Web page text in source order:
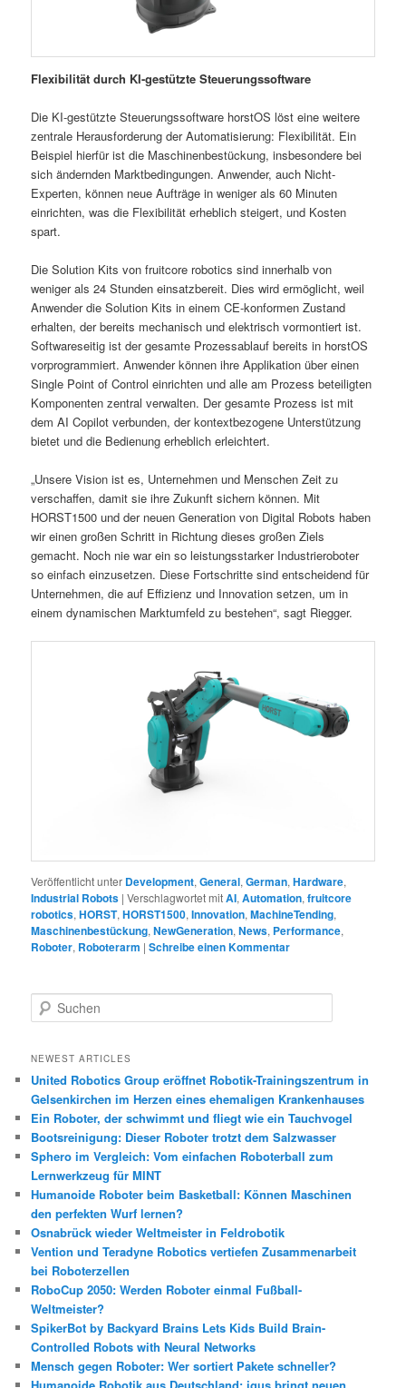
Flexibilität durch KI-gestützte Steuerungssoftware
Die KI-gestützte Steuerungssoftware horstOS löst eine weitere
zentrale Herausforderung der Automatisierung: Flexibilität. Ein
Beispiel hierfür ist die Maschinenbestückung, insbesondere bei
sich ändernden Marktbedingungen. Anwender, auch Nicht-
Experten, können neue Aufträge in weniger als 60 Minuten
einrichten, was die Flexibilität erheblich steigert, und Kosten
spart.
Die Solution Kits von fruitcore robotics sind innerhalb von
weniger als 24 Stunden einsatzbereit. Dies wird ermöglicht, weil
Anwender die Solution Kits in einem CE-konformen Zustand
erhalten, der bereits mechanisch und elektrisch vormontiert ist.
Softwareseitig ist der gesamte Prozessablauf bereits in horstOS
vorprogrammiert. Anwender können ihre Applikation über einen
Single Point of Control einrichten und alle am Prozess beteiligten
Komponenten zentral verwalten. Der gesamte Prozess ist mit
dem AI Copilot verbunden, der kontextbezogene Unterstützung
bietet und die Bedienung erheblich erleichtert.
„Unsere Vision ist es, Unternehmen und Menschen Zeit zu
verschaffen, damit sie ihre Zukunft sichern können. Mit
HORST1500 und der neuen Generation von Digital Robots haben
wir einen großen Schritt in Richtung dieses großen Ziels
gemacht. Noch nie war ein so leistungsstarker Industrieroboter
so einfach einzusetzen. Diese Fortschritte sind entscheidend für
Unternehmen, die auf Effizienz und Innovation setzen, um in
einem dynamischen Marktumfeld zu bestehen“, sagt Riegger.
Veröffentlicht unter Development,General,German,Hardware,
Industrial Robots |Verschlagwortet mitAI,Automation,fruitcore
robotics,HORST,HORST1500,Innovation,MachineTending,
Maschinenbestückung,NewGeneration,News, Performance,
Roboter, Roboterarm |Schreibe einen Kommentar
u
h
n
NEWEST ARTICLES
United Robotics Group eröffnet Robotik-Trainingszentrum in
Gelsenkirchen im Herzen eines ehemaligen Krankenhauses
Ein Roboter, der schwimmt und fliegt wie ein Tauchvogel
Bootsreinigung: Dieser Roboter trotzt dem Salzwasser
Sphero im Vergleich: Vom einfachen Roboterball zum
Lernwerkzeug für MINT
Humanoide Roboter beim Basketball: Können Maschinen
den perfekten Wurf lernen?
Osnabrück wieder Weltmeister in Feldrobotik
Vention und Teradyne Robotics vertiefen Zusammenarbeit
bei Roboterzellen
RoboCup 2050: Werden Roboter einmal Fußball-
Weltmeister?
SpikerBot by Backyard Brains Lets Kids Build Brain-
Controlled Robots with Neural Networks
Mensch gegen Roboter: Wer sortiert Pakete schneller?
Humanoide Robotik aus Deutschland: igus bringt neuen